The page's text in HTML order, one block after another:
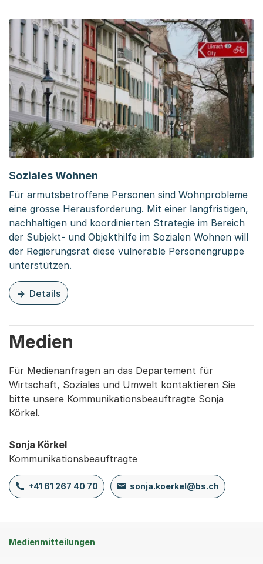
Soziales Wohnen
Für armutsbetroffene Personen sind Wohnprobleme
eine grosse Herausforderung. Mit einer langfristigen,
nachhaltigen und koordinierten Strategie im Bereich
der Subjekt- und Objekthilfe im Sozialen Wohnen will
der Regierungsrat diese vulnerable Personengruppe
unterstützen.
Details
zu dieser Organisationsseite: Soziales Wohnen
Medien
Für Medienanfragen an das Departement für
Wirtschaft, Soziales und Umwelt kontaktieren Sie
bitte unsere Kommunikationsbeauftragte Sonja
Körkel.
Sonja Körkel
Kommunikationsbeauftragte
+41 61 267 40 70 sonja.koerkel@bs.ch
Medienmitteilungen